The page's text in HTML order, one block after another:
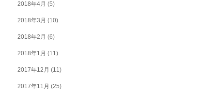
2018年4月 (5)
2018年3月 (10)
2018年2月 (6)
2018年1月 (11)
2017年12月 (11)
2017年11月 (25)